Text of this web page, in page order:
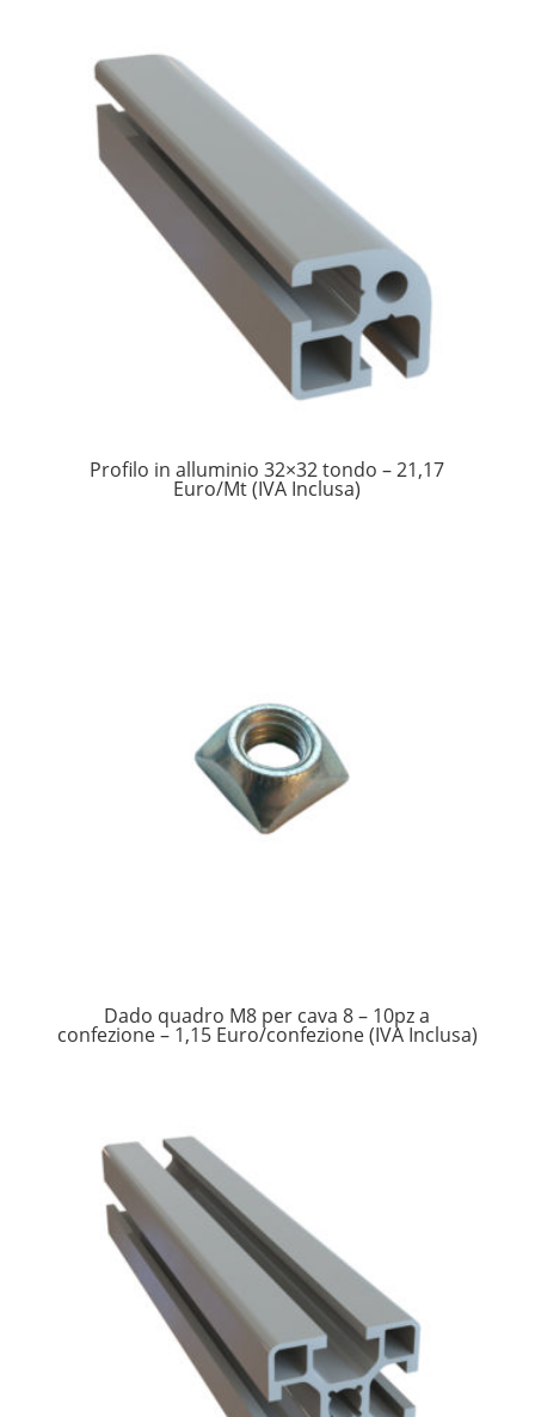
Profilo in alluminio 32×32 tondo – 21,17
Euro/Mt (IVA Inclusa)
Dado quadro M8 per cava 8 – 10pz a
confezione – 1,15 Euro/confezione (IVA Inclusa)